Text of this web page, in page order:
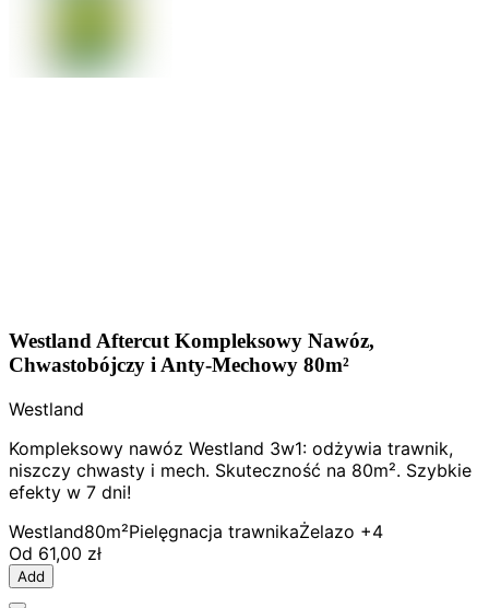
Westland Aftercut Kompleksowy Nawóz,
Chwastobójczy i Anty-Mechowy 80m²
Westland
Kompleksowy nawóz Westland 3w1: odżywia trawnik,
niszczy chwasty i mech. Skuteczność na 80m². Szybkie
efekty w 7 dni!
Westland80m²Pielęgnacja trawnikaŻelazo +4
Od 61,00 zł
Add